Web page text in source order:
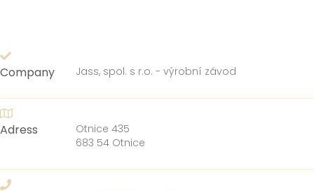
Company Jass, spol. s r.o. - výrobní závod
Adress
Otnice 435
683 54 Otnice